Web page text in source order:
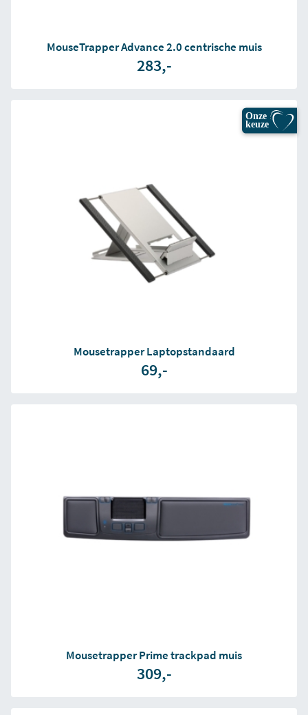
MouseTrapper Advance 2.0 centrische muis
283,-
Onze
keuze
Mousetrapper Laptopstandaard
69,-
Mousetrapper Prime trackpad muis
309,-